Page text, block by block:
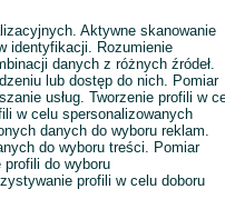
Aktywne skanowanie
identyfikacji. Rozumienie
danych z różnych źródeł.
lub dostęp do nich. Pomiar
usług. Tworzenie profili w
w celu spersonalizowanych
danych do wyboru reklam.
do wyboru treści. Pomiar
do wyboru
profili w celu doboru